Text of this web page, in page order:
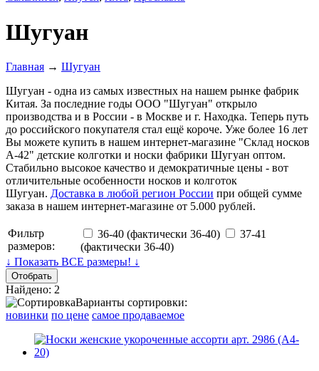
Шугуан
Главная → Шугуан
Шугуан - одна из самых известных на нашем рынке фабрик
Китая. За последние годы ООО "Шугуан" открыло
производства и в России - в Москве и г. Находка. Теперь путь
до российского покупателя стал ещё короче. Уже более 16 лет
Вы можете купить в нашем интернет-магазине "Склад носков
А-42" детские колготки и носки фабрики Шугуан оптом.
Стабильно высокое качество и демократичные цены - вот
отличительные особенности носков и колготок
Шугуан. Доставка в любой регион России при общей сумме
заказа в нашем интернет-магазине от 5.000 рублей.
Фильтр
размеров:
36-40 (фактически 36-40)
37-41
(фактически 36-40)
↓ Показать ВСЕ размеры! ↓
Найдено: 2
Варианты сортировки:
новинки по цене самое продаваемое